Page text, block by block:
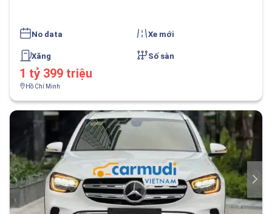
No data Xe mới
Xăng Số sàn
1 tỷ 399 triệu
Hồ Chí Minh